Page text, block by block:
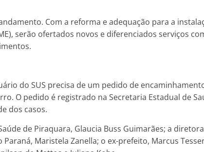
Com a reforma e adequação para a
serão ofertados novos e diferenciados serviços
do SUS precisa de um pedido de
O pedido é registrado na Secretaria Estadual de
dos casos.
de Piraquara, Glaucia Buss Guimarães; a
Maristela Zanella; o ex-prefeito, Marcus